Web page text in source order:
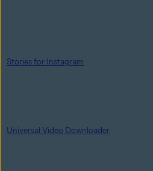
Stories for Instagram
Universal Video Downloader